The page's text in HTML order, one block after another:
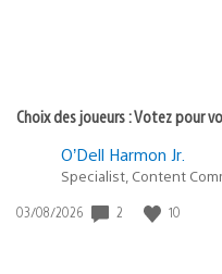
Choix des joueurs : Votez pour
O’Dell Harmon Jr.
Specialist, Content
Date
03/08/2026 2 10